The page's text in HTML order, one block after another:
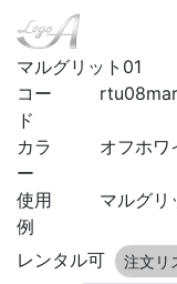
マルグリット01
コー
ド
カラ
ー
オフホワ
使用
例
マルグリ
レンタル可 注文リ